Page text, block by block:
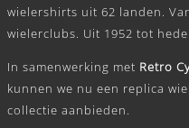
wielershirts uit 62 landen.
wielerclubs. Uit 1952 tot
In samenwerking met Retro
kunnen we nu een replica
collectie aanbieden.